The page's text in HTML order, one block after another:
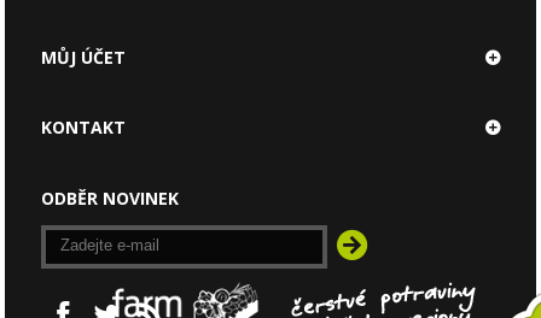
MŮJ ÚČET
KONTAKT
ODBĚR NOVINEK